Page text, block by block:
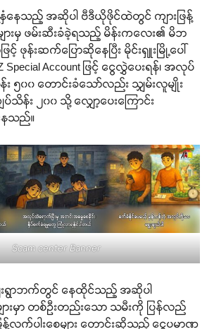
နေသည့် အဆိုပါ ဗီဒီယိုဖိုင်ထဲတွင် ကျားဖြန့်
ားမှ ဖမ်းဆီးခံခဲ့ရသည့် မိန်းကလေး၏ မိဘ
ြင့် ဖုန်းဆက်ပြောဆိုနေပြီး မိုင်းရှူးမြို့ပေါ်
Account ဖြင့် ငွေလွှဲပေးရန်၊ အလုပ်
၅၀၀ တောင်းခံသော်လည်း သျှမ်းလူမျိုး
ျပ်သိန်း ၂၀၀ သို့ လျှော့ပေးကြောင်း
ေသည်။
Scam center Banner
းရွာဘက်တွင် နေထိုင်သည့် အဆိုပါ
ားမှာ တစ်ဦးတည်းသော သမီးကို ပြန်လည်
န့်လက်ပါးစေများ တောင်းဆိုသည့် ငွေပမာဏ